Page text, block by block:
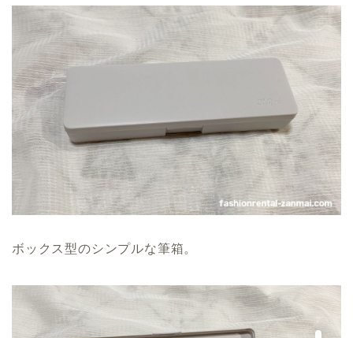
ボックス型のシンプルな筆箱。
エアークローゼット
エディストクローゼット
お悩み別おすすめ